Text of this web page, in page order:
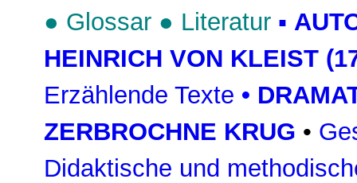
● Glossar ● Literatur ▪
HEINRICH VON KLEIST
Erzählende Texte •
ZERBROCHNE KRUG •
Didaktische und